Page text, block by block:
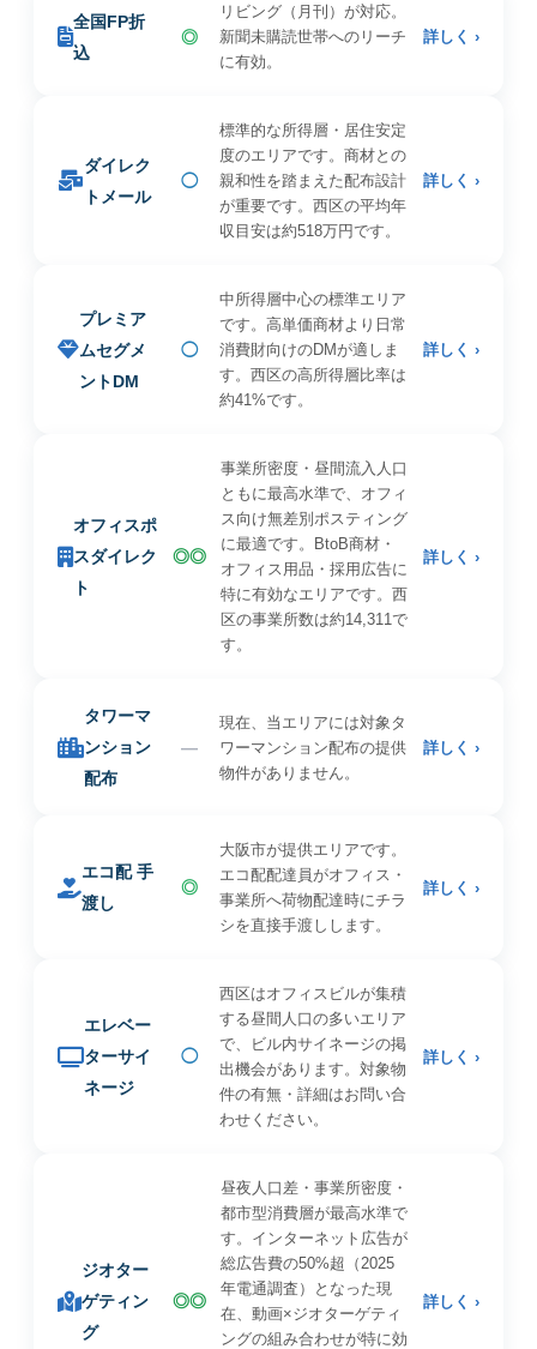
全国FP折
込
◎
リビング（月刊）が対応。
新聞未購読世帯へのリーチ
に有効。
詳しく ›
ダイレク
トメール
◯
標準的な所得層・居住安定
度のエリアです。商材との
親和性を踏まえた配布設計
が重要です。西区の平均年
収目安は約518万円です。
詳しく ›
プレミア
ムセグメ
ントDM
◯
中所得層中心の標準エリア
です。高単価商材より日常
消費財向けのDMが適しま
す。西区の高所得層比率は
約41%です。
詳しく ›
オフィスポ
スダイレク
ト
◎◎
事業所密度・昼間流入人口
ともに最高水準で、オフィ
ス向け無差別ポスティング
に最適です。BtoB商材・
オフィス用品・採用広告に
特に有効なエリアです。西
区の事業所数は約14,311で
す。
詳しく ›
タワーマ
ンション
配布
—
現在、当エリアには対象タ
ワーマンション配布の提供
物件がありません。
詳しく ›
エコ配 手
渡し
◎
大阪市が提供エリアです。
エコ配配達員がオフィス・
事業所へ荷物配達時にチラ
シを直接手渡しします。
詳しく ›
エレベー
ターサイ
ネージ
◯
西区はオフィスビルが集積
する昼間人口の多いエリア
で、ビル内サイネージの掲
出機会があります。対象物
件の有無・詳細はお問い合
わせください。
詳しく ›
ジオター
ゲティン
グ
◎◎
昼夜人口差・事業所密度・
都市型消費層が最高水準で
す。インターネット広告が
総広告費の50%超（2025
年電通調査）となった現
在、動画×ジオターゲティ
ングの組み合わせが特に効
詳しく ›